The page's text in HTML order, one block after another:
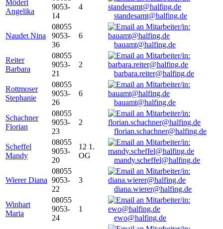
Möderl
Angelika
9053-
14
4
standesamt@halfing.de
Naudet Nina
08055
9053-
36
6
bauamt@halfing.de
Reiter
Barbara
08055
9053-
21
2
barbara.reiter@halfing.de
Rottmoser
Stephanie
08055
9053-
26
6
bauamt@halfing.de
Schachner
Florian
08055
9053-
23
2
florian.schachner@halfing.de
Scheffel
Mandy
08055
9053-
20
12 1.
OG
mandy.scheffel@halfing.de
Wierer Diana
08055
9053-
22
3
diana.wierer@halfing.de
Winhart
Maria
08055
9053-
24
1
ewo@halfing.de